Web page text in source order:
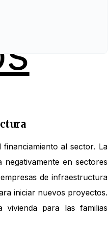
al sector. La
en sectores
de infraestructura
iniciar nuevos proyectos.
vivienda para las familias